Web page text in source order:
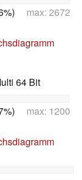
max: 2672
64 Bit
max: 1200